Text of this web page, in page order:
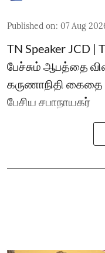
Published on: 07 Aug
TN Speaker JCD
பேச்சும் ஆபத்தை
கருணாநிதி
பேசிய சபாநாயகர்